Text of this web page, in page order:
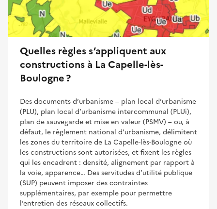
Quelles règles s’appliquent aux
constructions à La Capelle-lès-
Boulogne ?
Des documents d’urbanisme – plan local d’urbanisme
(PLU), plan local d’urbanisme intercommunal (PLUi),
plan de sauvegarde et mise en valeur (PSMV) – ou, à
défaut, le règlement national d’urbanisme, délimitent
les zones du territoire de La Capelle-lès-Boulogne où
les constructions sont autorisées, et fixent les règles
qui les encadrent : densité, alignement par rapport à
la voie, apparence… Des servitudes d’utilité publique
(SUP) peuvent imposer des contraintes
supplémentaires, par exemple pour permettre
l’entretien des réseaux collectifs.